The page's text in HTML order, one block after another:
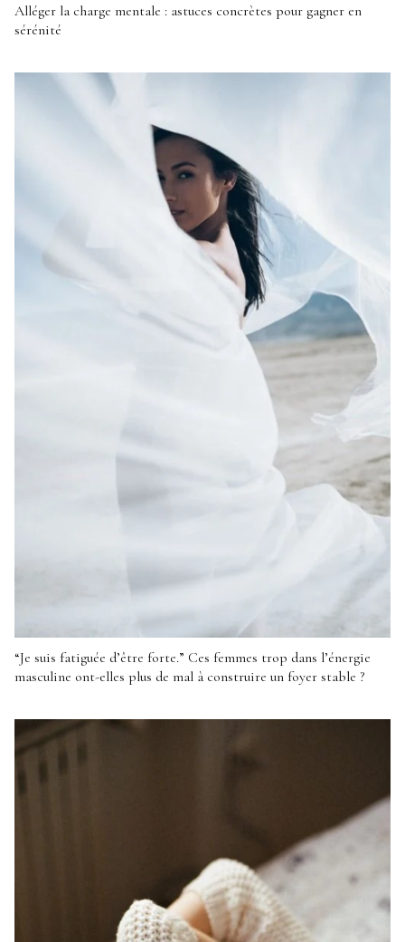
Alléger la charge mentale : astuces concrètes pour gagner en
sérénité
“Je suis fatiguée d’être forte.” Ces femmes trop dans l’énergie
masculine ont-elles plus de mal à construire un foyer stable ?